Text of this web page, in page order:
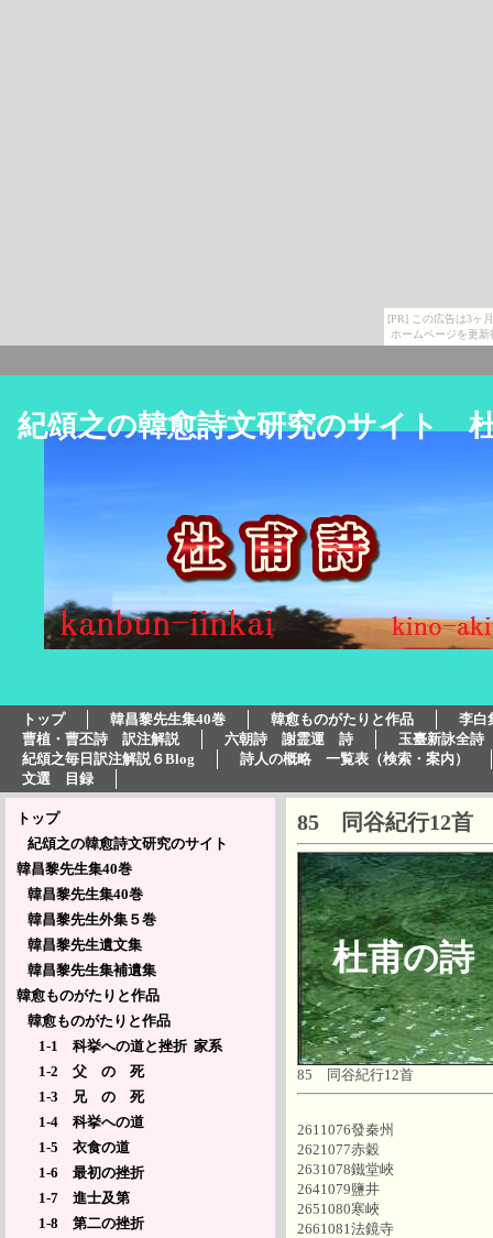
[PR] この広告は3ヶ
ホームページを更
紀頌之の韓愈詩文研究のサイト
トップ 韓昌黎先生集40巻 韓愈ものがたりと作品
李白
曹植・曹丕詩　訳注解説
六朝詩　謝霊運　詩
玉臺新詠全詩
紀頌之毎日訳注解説６Blog
詩人の概略　一覧表（検索・案内）
文選　目録
トップ
紀頌之の韓愈詩文研究のサイト
韓昌黎先生集40巻
韓昌黎先生集40巻
韓昌黎先生外集５巻
韓昌黎先生遺文集
韓昌黎先生集補遺集
韓愈ものがたりと作品
韓愈ものがたりと作品
1-1 科挙への道と挫折 家系
1-2 父 の 死
1-3 兄 の 死
1-4 科挙への道
1-5 衣食の道
1-6 最初の挫折
1-7 進士及第
1-8 第二の挫折
85 同谷紀行12
杜甫
85 同谷紀行12首
2611076發秦州
2621077赤穀
2631078鐵堂峽
2641079鹽井
2651080寒峽
2661081法鏡寺